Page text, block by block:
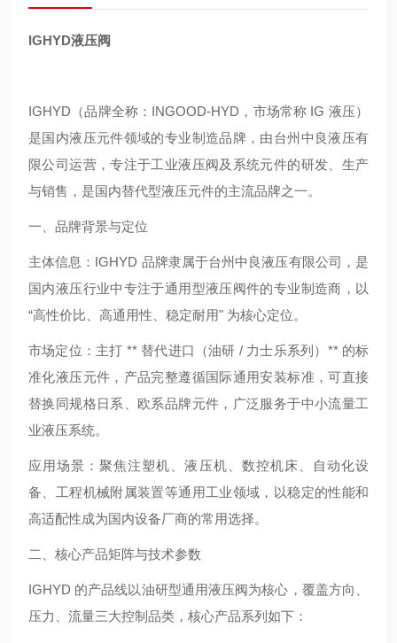
IGHYD液压阀
IGHYD（品牌全称：INGOOD-HYD，市场常称 IG 液压）
是国内液压元件领域的专业制造品牌，由台州中良液压有
限公司运营，专注于工业液压阀及系统元件的研发、生产
与销售，是国内替代型液压元件的主流品牌之一。
一、品牌背景与定位
主体信息：IGHYD 品牌隶属于台州中良液压有限公司，是
国内液压行业中专注于通用型液压阀件的专业制造商，以
“高性价比、高通用性、稳定耐用" 为核心定位。
市场定位：主打 ** 替代进口（油研 / 力士乐系列）** 的标
准化液压元件，产品完整遵循国际通用安装标准，可直接
替换同规格日系、欧系品牌元件，广泛服务于中小流量工
业液压系统。
应用场景：聚焦注塑机、液压机、数控机床、自动化设
备、工程机械附属装置等通用工业领域，以稳定的性能和
高适配性成为国内设备厂商的常用选择。
二、核心产品矩阵与技术参数
IGHYD 的产品线以油研型通用液压阀为核心，覆盖方向、
压力、流量三大控制品类，核心产品系列如下：